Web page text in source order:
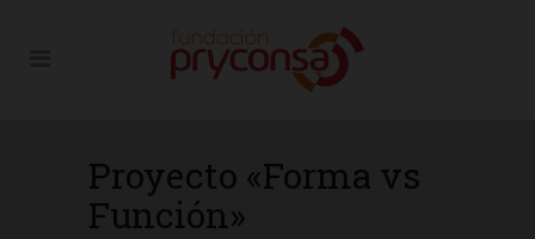
Proyecto «Forma vs
Función»